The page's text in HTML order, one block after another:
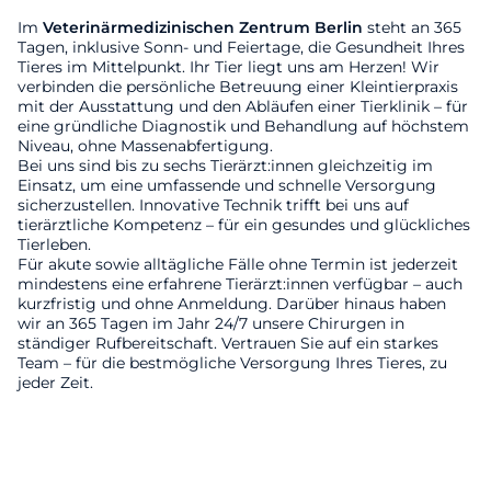
Im Veterinärmedizinischen Zentrum Berlin steht an 365
Tagen, inklusive Sonn- und Feiertage, die Gesundheit Ihres
Tieres im Mittelpunkt. Ihr Tier liegt uns am Herzen! Wir
verbinden die persönliche Betreuung einer Kleintierpraxis
mit der Ausstattung und den Abläufen einer Tierklinik – für
eine gründliche Diagnostik und Behandlung auf höchstem
Niveau, ohne Massenabfertigung.
Bei uns sind bis zu sechs Tierärzt:innen gleichzeitig im
Einsatz, um eine umfassende und schnelle Versorgung
sicherzustellen. Innovative Technik trifft bei uns auf
tierärztliche Kompetenz – für ein gesundes und glückliches
Tierleben.
Für akute sowie alltägliche Fälle ohne Termin ist jederzeit
mindestens eine erfahrene Tierärzt:innen verfügbar – auch
kurzfristig und ohne Anmeldung. Darüber hinaus haben
wir an 365 Tagen im Jahr 24/7 unsere Chirurgen in
ständiger Rufbereitschaft. Vertrauen Sie auf ein starkes
Team – für die bestmögliche Versorgung Ihres Tieres, zu
jeder Zeit.